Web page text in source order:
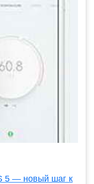
5 — новый шаг к